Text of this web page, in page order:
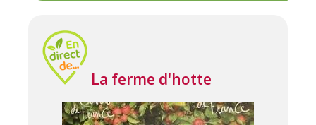
La ferme d'hotte